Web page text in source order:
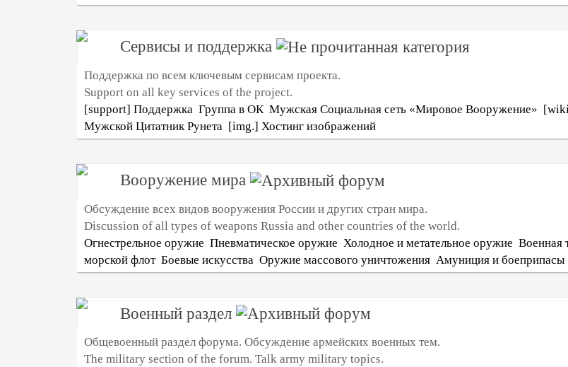
Сервисы и поддержка
Поддержка по всем ключевым сервисам проекта.
Support on all key services of the project.
[support] Поддержка Группа в ОК Мужская Социальная сеть «Мировое Вооружение»
Мужской Цитатник Рунета [img.] Хостинг изображений
Вооружение мира
Обсуждение всех видов вооружения России и других стран мира.
Discussion of all types of weapons Russia and other countries of the world.
Огнестрельное оружие Пневматическое оружие Холодное и метательное оружие Военная
морской флот Боевые искусства Оружие массового уничтожения Амуниция и боеприпасы
Военный раздел
Общевоенный раздел форума. Обсуждение армейских военных тем.
The military section of the forum. Talk army military topics.